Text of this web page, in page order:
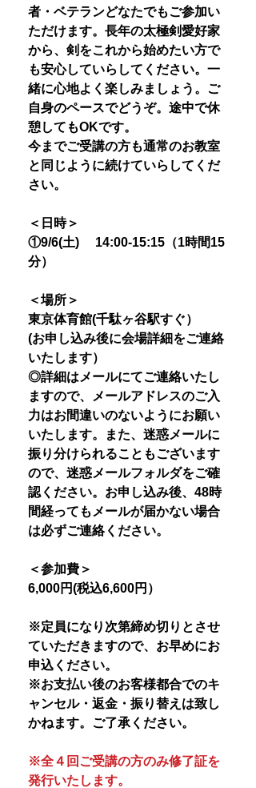
者・ベテランどなたでもご参加い
ただけます。長年の太極剣愛好家
から、剣をこれから始めたい方で
も安心していらしてください。一
緒に心地よく楽しみましょう。ご
自身のペースでどうぞ。途中で休
憩してもOKです。
今までご受講の方も通常のお教室
と同じように続けていらしてくだ
さい。
＜日時＞
①9/6(土) 14:00-15:15（1時間15
分）
＜場所＞
東京体育館(千駄ヶ谷駅すぐ）
(お申し込み後に会場詳細をご連絡
いたします）
◎詳細はメールにてご連絡いたし
ますので、メールアドレスのご入
力はお間違いのないようにお願い
いたします。また、迷惑メールに
振り分けられることもございます
ので、迷惑メールフォルダをご確
認ください。お申し込み後、48時
間経ってもメールが届かない場合
は必ずご連絡ください。
＜参加費＞
6,000円(税込6,600円）
※定員になり次第締め切りとさせ
ていただきますので、お早めにお
申込ください。
※お支払い後のお客様都合でのキ
ャンセル・返金・振り替えは致し
かねます。ご了承ください。
※全４回ご受講の方のみ修了証を
発行いたします。